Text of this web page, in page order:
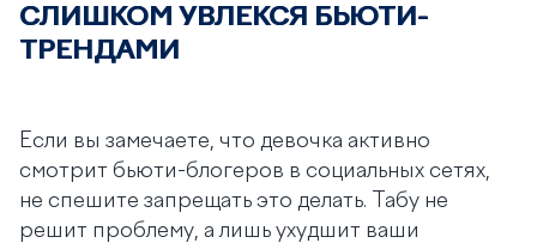
СЛИШКОМ УВЛЕКСЯ БЬЮТИ-
ТРЕНДАМИ
Если вы замечаете, что девочка активно
смотрит бьюти-блогеров в социальных сетях,
не спешите запрещать это делать. Табу не
решит проблему, а лишь ухудшит ваши